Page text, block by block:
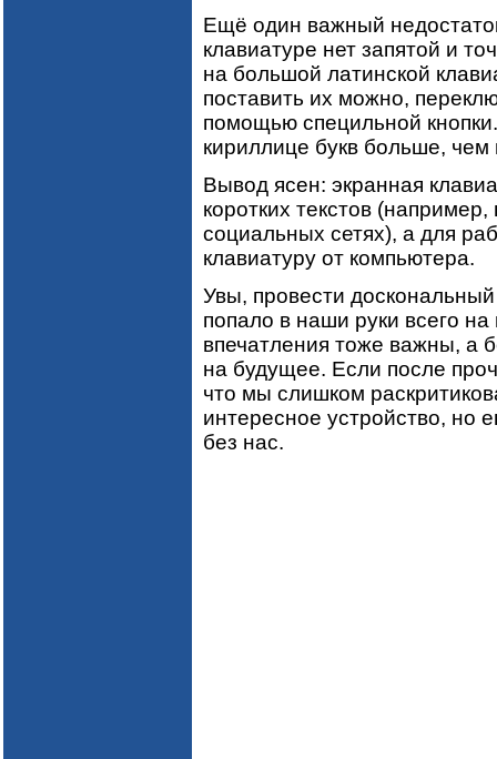
Ещё один важный
клавиатуре нет запятой и
на большой латинской
поставить их можно,
помощью специльной
кириллице букв больше, чем
Вывод ясен: экранная
коротких текстов
социальных сетях), а для
клавиатуру от компьютера.
Увы, провести доскональный
попало в наши руки всего
впечатления тоже важны, а
на будущее. Если после
что мы слишком
интересное устройство, но
без нас.